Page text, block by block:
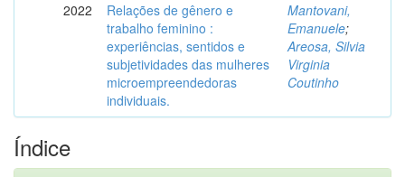
2022
Relações de gênero e
trabalho feminino :
experiências, sentidos e
subjetividades das mulheres
microempreendedoras
individuais.
Mantovani,
Emanuele;
Areosa, Silvia
Virginia
Coutinho
Índice